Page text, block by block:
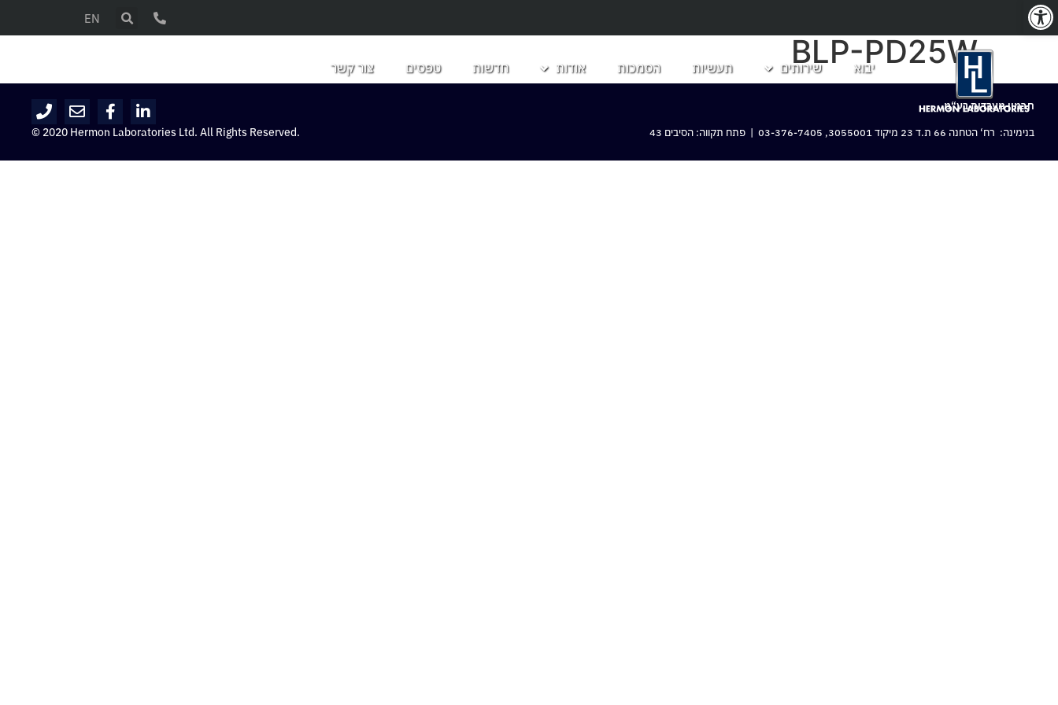
EN
יבוא שירותים תעשיות הסמכות אודות חדשות טפסים צור קשר BLP-PD25W
חרמון מעבדות בע“מ
בנימינה: רח‘ הטחנה 66 ת.ד 23 מיקוד 3055001,
03-376-7405 | פתח תקווה: הסיבים 43 © 2020 Hermon Laboratories Ltd. All Rights Reserved.